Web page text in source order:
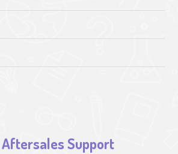
Aftersales Support